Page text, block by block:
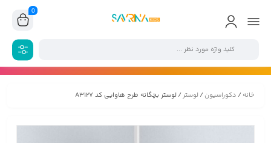
0
خانه/ دکوراسیون/ لوستر/ لوستر بچگانه طرح هاوایی کد A3127